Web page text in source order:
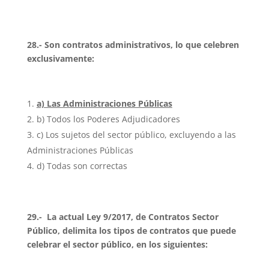
28.- Son contratos administrativos, lo que celebren
exclusivamente:
a) Las Administraciones Públicas
b) Todos los Poderes Adjudicadores
c) Los sujetos del sector público, excluyendo a las
Administraciones Públicas
d) Todas son correctas
29.- La actual Ley 9/2017, de Contratos Sector
Público, delimita los tipos de contratos que puede
celebrar el sector público, en los siguientes: